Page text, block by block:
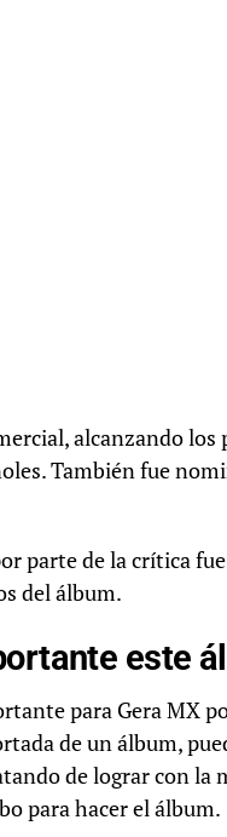
alcanzando
También fue
parte de la crítica
del álbum.
este
para Gera MX
de un álbum,
de lograr con la
para hacer el álbum.